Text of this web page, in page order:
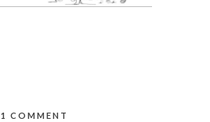
1 COMMENT